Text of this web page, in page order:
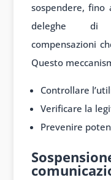
sospendere, fino
deleghe di
compensazioni
Questo
Controllare
Verificare la
Prevenire